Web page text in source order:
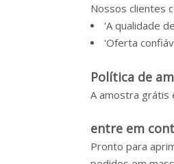
Nossos clientes
'A qualidade
'Oferta
Política de
A amostra grátis
entre em
Pronto para